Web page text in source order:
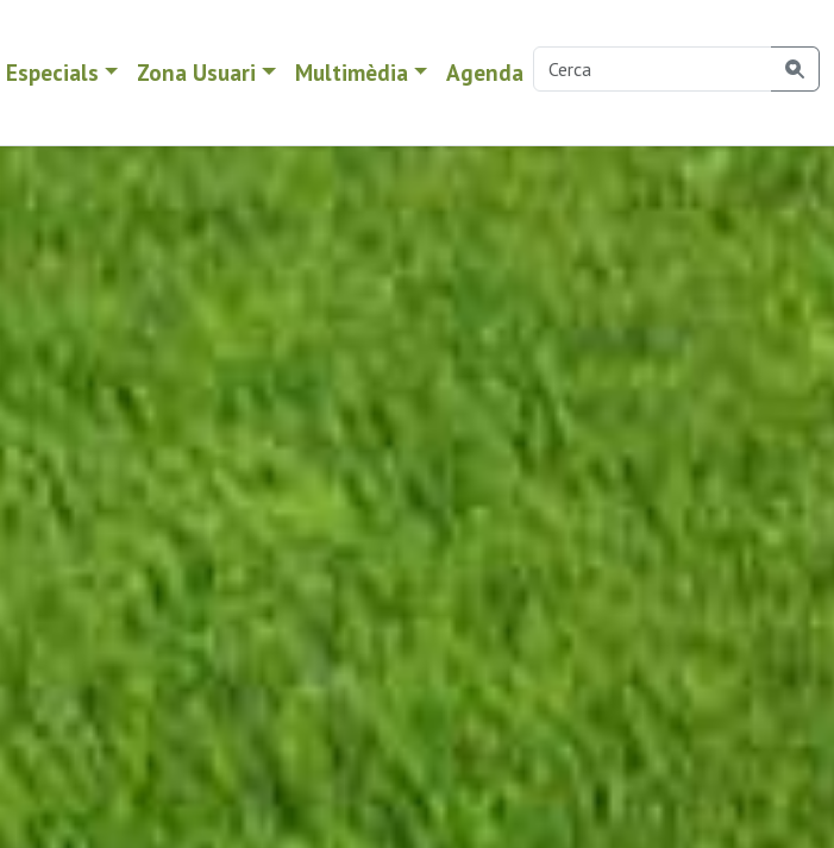
Especials Zona Usuari Multimèdia Agenda